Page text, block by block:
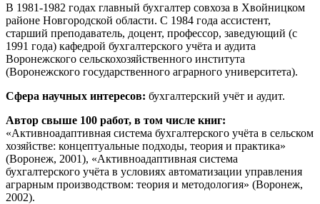
В 1981-1982 годах главный бухгалтер совхоза в Хвойницком
районе Новгородской области. С 1984 года ассистент,
старший преподаватель, доцент, профессор, заведующий (с
1991 года) кафедрой бухгалтерского учёта и аудита
Воронежского сельскохозяйственного института
(Воронежского государственного аграрного университета).
Сфера научных интересов: бухгалтерский учёт и аудит.
Автор свыше 100 работ, в том числе книг:
«Активноадаптивная система бухгалтерского учёта в сельском
хозяйстве: концептуальные подходы, теория и практика»
(Воронеж, 2001), «Активноадаптивная система
бухгалтерского учёта в условиях автоматизации управления
аграрным производством: теория и методология» (Воронеж,
2002).